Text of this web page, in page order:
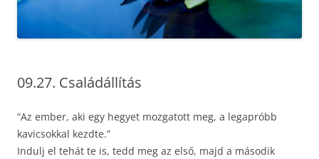
09.27. Családállítás
“Az ember, aki egy hegyet mozgatott meg, a legapróbb
kavicsokkal kezdte.”
Indulj el tehát te is, tedd meg az első, majd a második